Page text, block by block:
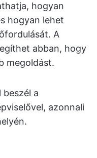
hogyan
hogyan lehet
A
abban, hogy
megoldást.
beszél a
azonnali